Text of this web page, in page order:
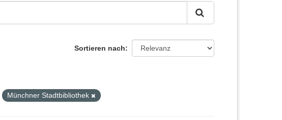
Sortieren nach
Münchner Stadtbibliothek